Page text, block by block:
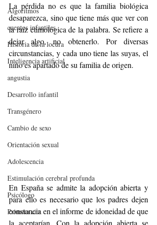
Algoritmos
cuentos infantiles
Historia de la locura
Inteligencia artificial
angustia
Desarrollo infantil
Transgénero
Cambio de sexo
Orientación sexual
Adolescencia
Estimulación cerebral profunda
Psicólogo
Primera cita
La pérdida no es que la familia biológica
desaparezca, sino que tiene más que ver con
la raíz etimológica de la palabra. Se refiere a
dejar algo, no obtenerlo. Por diversas
circunstancias, y cada uno tiene las suyas, el
niño es apartado de su familia de origen.
En España se admite la adopción abierta y
para ello es necesario que los padres dejen
constancia en el informe de idoneidad de que
la aceptarían. Con la adopción abierta se